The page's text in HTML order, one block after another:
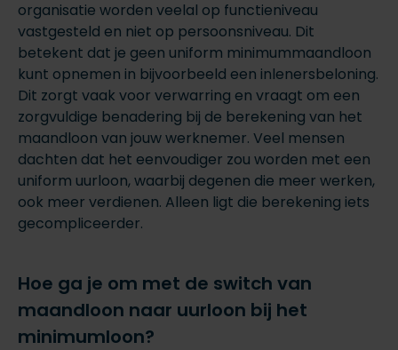
organisatie worden veelal op functieniveau
vastgesteld en niet op persoonsniveau. Dit
betekent dat je geen uniform minimummaandloon
kunt opnemen in bijvoorbeeld een inlenersbeloning.
Dit zorgt vaak voor verwarring en vraagt om een
zorgvuldige benadering bij de berekening van het
maandloon van jouw werknemer. Veel mensen
dachten dat het eenvoudiger zou worden met een
uniform uurloon, waarbij degenen die meer werken,
ook meer verdienen. Alleen ligt die berekening iets
gecompliceerder.
Hoe ga je om met de switch van
maandloon naar uurloon bij het
minimumloon?